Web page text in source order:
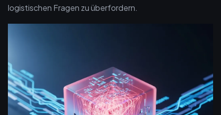
logistischen Fragen zu überfordern.